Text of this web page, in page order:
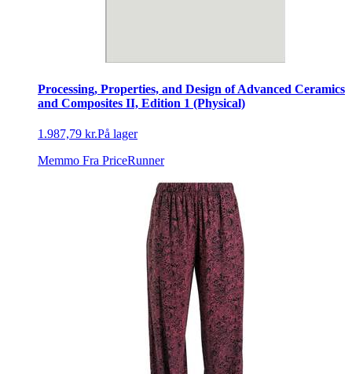
Processing, Properties, and Design of Advanced Ceramics
and Composites II, Edition 1 (Physical)
1.987,79 kr.På lager
Memmo Fra PriceRunner